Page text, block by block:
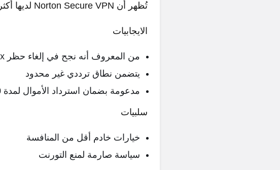
تُظهر أن Norton Secure VPN لديها أكثر من مجرد اسم معروف.
الايجابيات
من المعروف أنه نجح في إلغاء حظر Netflix
يتضمن نطاق ترددي غير محدود
مدعومة بضمان استرداد الأموال لمدة 60 يومًا
سلبيات
خيارات خادم أقل من المنافسة
سياسة صارمة لمنع التورنت